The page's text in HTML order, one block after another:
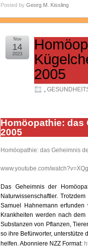
Posted by Georg M. Kissling
2005
,
Nov
14
2023
Homöopathie:
2005
Homöopathie: das Geheimnis
www.youtube.com/
Das Geheimnis der
Naturwissenschaftler.
Samuel Hahnemann
Krankheiten werden nach
Substanzen von Pflanzen,
so ihre Befürworter, unterstütze
helfen. Abonniere NZZ Format: